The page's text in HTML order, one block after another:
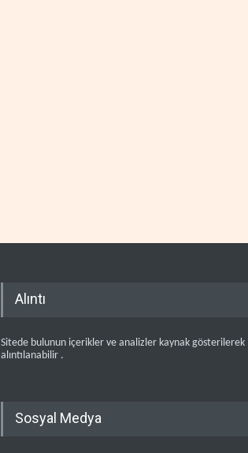
Alıntı
Sitede bulunun içerikler ve analizler kaynak gösterilerek
alıntılanabilir .
Sosyal Medya